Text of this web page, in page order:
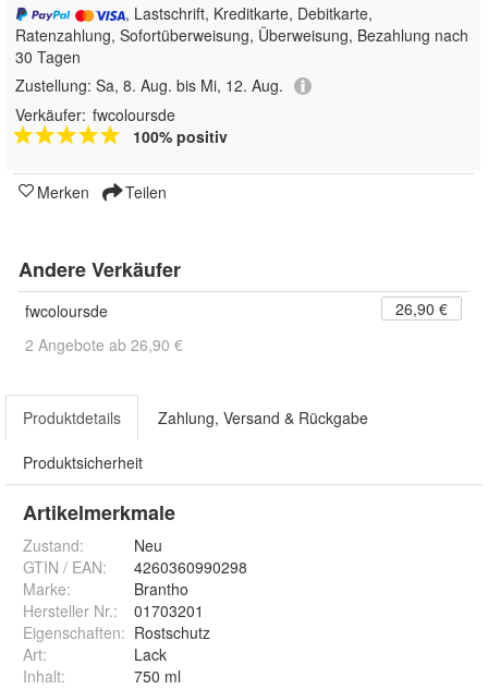
, Lastschrift, Kreditkarte, Debitkarte,
Ratenzahlung, Sofortüberweisung, Überweisung, Bezahlung nach
30 Tagen
Zustellung: Sa, 8. Aug. bis Mi, 12. Aug.
Verkäufer: fwcoloursde
100% positiv
Merken Teilen
Andere Verkäufer
fwcoloursde
26,90 €
2 Angebote ab 26,90 €
Produktdetails Zahlung, Versand & Rückgabe
Produktsicherheit
Artikelmerkmale
Zustand:
Neu
GTIN / EAN:
4260360990298
Marke:
Brantho
Hersteller Nr.:
01703201
Eigenschaften: Rostschutz
Art:
Lack
Inhalt: 750 ml